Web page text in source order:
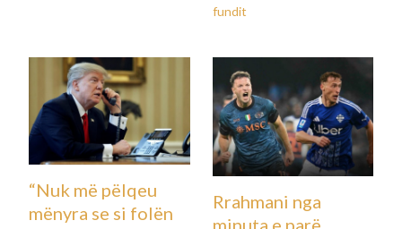
fundit
“Nuk më pëlqeu
mënyra se si folën
Rrahmani nga